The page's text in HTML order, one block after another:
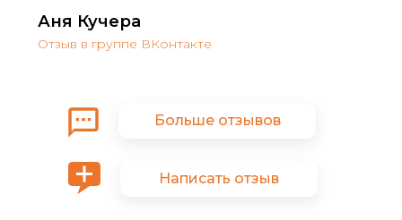
Аня Кучера
Отзыв в группе ВКонтакте
Больше отзывов
Написать отзыв